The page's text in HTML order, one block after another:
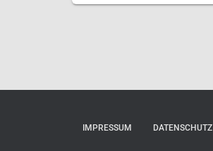
IMPRESSUM DATENSCHUTZ